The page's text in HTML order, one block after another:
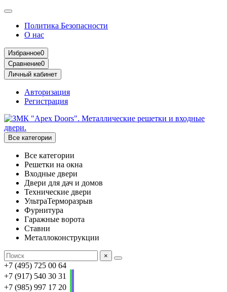
Политика Безопасности
О нас
Избранное0
Сравнение0
Личный кабинет
Авторизация
Регистрация
Все категории
Все категории
Решетки на окна
Входные двери
Двери для дач и домов
Технические двери
УльтраТерморазрыв
Фурнитура
Гаражные ворота
Ставни
Металлоконструкции
×
+7 (495) 725 00 64
+7 (917) 540 30 31
+7 (985) 997 17 20